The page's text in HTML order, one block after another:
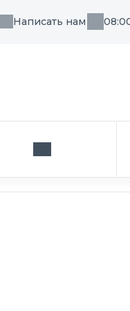
Написать нам
Написать нам